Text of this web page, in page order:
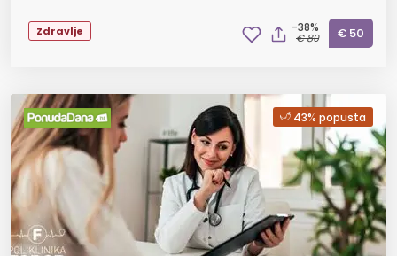
Zdravlje -38%
€ 80 € 50
43% popusta